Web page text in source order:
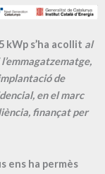
s’ha acollit al
de
en el marc
finançat per
ens ha permès